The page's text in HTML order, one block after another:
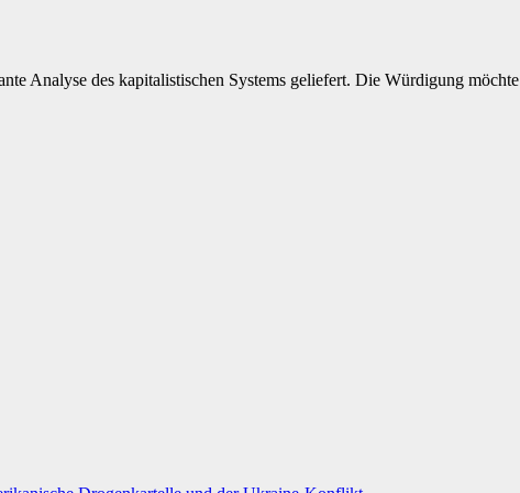
Analyse des kapitalistischen Systems geliefert. Die Würdigung